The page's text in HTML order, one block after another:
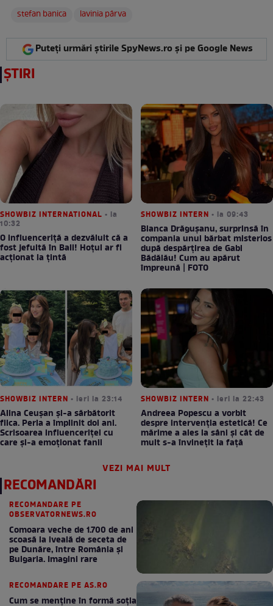
stefan banica
lavinia pârva
Puteți urmări știrile SpyNews.ro și pe Google News
ȘTIRI
SHOWBIZ INTERNATIONAL • la
10:32
O influenceriță a dezvăluit că a
fost jefuită în Bali! Hoțul ar fi
acționat la țintă
SHOWBIZ INTERN • la 09:43
Bianca Drăgușanu, surprinsă în
compania unui bărbat misterios
după despărțirea de Gabi
Bădălău! Cum au apărut
împreună | FOTO
SHOWBIZ INTERN • ieri la 23:14
Alina Ceușan și-a sărbătorit
fiica. Perla a împlinit doi ani.
Scrisoarea influenceriței cu
care și-a emoționat fanii
SHOWBIZ INTERN • ieri la 22:43
Andreea Popescu a vorbit
despre intervenția estetică! Ce
mărime a ales la sâni și cât de
mult s-a învinețit la față
VEZI MAI MULT
RECOMANDĂRI
RECOMANDARE PE
OBSERVATORNEWS.RO
Comoara veche de 1.700 de ani
scoasă la iveală de seceta de
pe Dunăre, între România şi
Bulgaria. Imagini rare
RECOMANDARE PE AS.RO
Cum se menţine în formă soţia